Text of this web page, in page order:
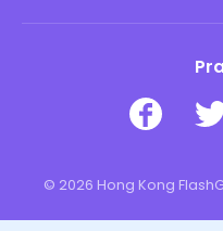
© 2026 Hong Kong